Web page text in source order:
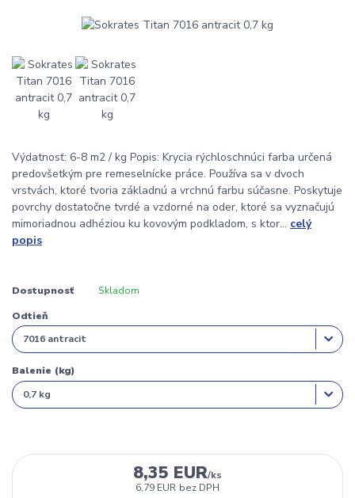
Výdatnosť: 6-8 m2 / kg Popis: Krycia rýchloschnúci farba určená
predovšetkým pre remeselnícke práce. Používa sa v dvoch
vrstvách, ktoré tvoria základnú a vrchnú farbu súčasne. Poskytuje
povrchy dostatočne tvrdé a vzdorné na oder, ktoré sa vyznačujú
mimoriadnou adhéziou ku kovovým podkladom, s ktor... celý
popis
Dostupnosť Skladom
Odtieň
Balenie (kg)
8,35 EUR/ks
6,79 EUR bez DPH